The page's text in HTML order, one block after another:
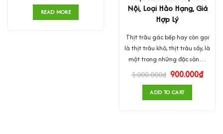
READ MORE
Nội, Loại Hảo Hạng, Giá
Hợp Lý
Thịt trâu gác bếp hay còn gọi
là thịt trâu khô, thịt trâu sấy, là
một trong những đặc sản…
1.000.000₫ 900.000₫
ADD TO CART